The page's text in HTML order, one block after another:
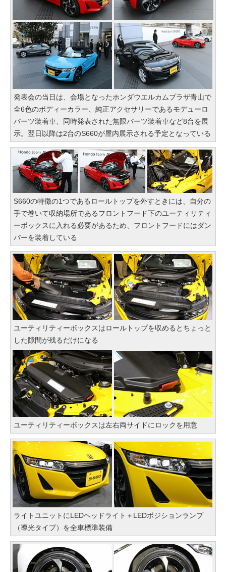
発表会の当日は、会場となったホンダウエルカムプラザ青山で
全6色のボディーカラー、純正アクセサリーであるモデューロ
パーツ装着車、同時発表された無限パーツ装着車など8台を展
示。翌日以降は2台のS660が屋内展示される予定となっている
S660の特徴の1つであるロールトップを外すときには、自分の
手で巻いて収納場所であるフロントフード下のユーティリティ
ーボックスに入れる必要があるため、フロントフードにはダン
パーを装着している
ユーティリティーボックスはロールトップを収めるとちょっと
した隙間が残るだけになる
ユーティリティーボックスは左右両サイドにロックを用意
ライトユニットにLEDヘッドライト＋LEDポジションランプ
（導光タイプ）を全車標準装備